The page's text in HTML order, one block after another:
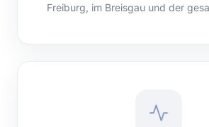
Freiburg, im Breisgau und der